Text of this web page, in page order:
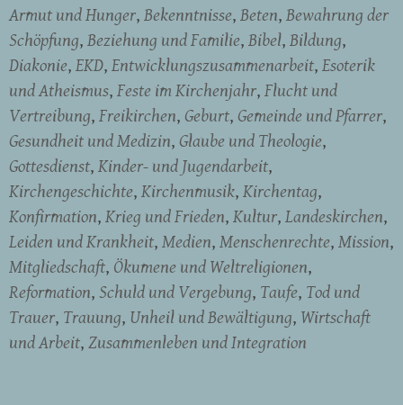
Armut und Hunger Bekenntnisse Beten Bewahrung der
Schöpfung Beziehung und Familie Bibel Bildung
Diakonie EKD Entwicklungszusammenarbeit Esoterik
und Atheismus Feste im Kirchenjahr Flucht und
Vertreibung Freikirchen Geburt Gemeinde und Pfarrer
Gesundheit und Medizin Glaube und Theologie
Gottesdienst Kinder- und Jugendarbeit
Kirchengeschichte Kirchenmusik Kirchentag
Konfirmation Krieg und Frieden Kultur Landeskirchen
Leiden und Krankheit Medien Menschenrechte Mission
Mitgliedschaft Ökumene und Weltreligionen
Reformation Schuld und Vergebung Taufe Tod und
Trauer Trauung Unheil und Bewältigung Wirtschaft
und Arbeit Zusammenleben und Integration